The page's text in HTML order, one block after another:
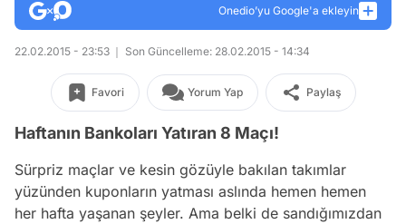
Onedio’yu Google'a ekleyin
22.02.2015 - 23:53 Son Güncelleme: 28.02.2015 - 14:34
Favori Yorum Yap Paylaş
Haftanın Bankoları Yatıran 8 Maçı!
Sürpriz maçlar ve kesin gözüyle bakılan takımlar
yüzünden kuponların yatması aslında hemen hemen
her hafta yaşanan şeyler. Ama belki de sandığımızdan